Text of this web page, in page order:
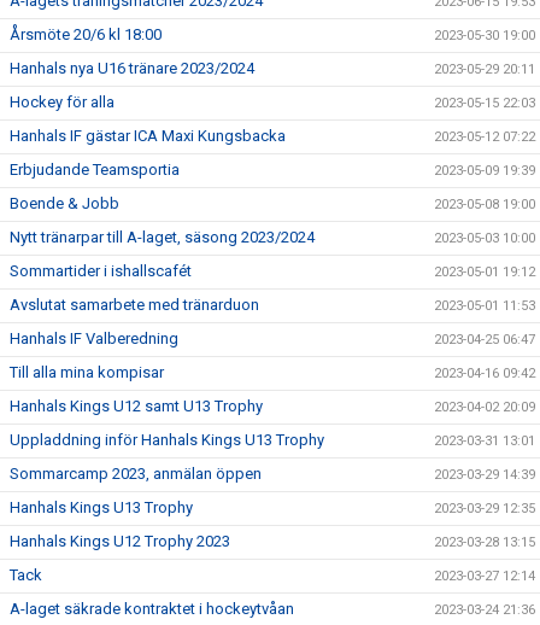
Årsmöte 20/6 kl 18:00 2023-05-30 19:00
Hanhals nya U16 tränare 2023/2024 2023-05-29 20:11
Hockey för alla 2023-05-15 22:03
Hanhals IF gästar ICA Maxi Kungsbacka 2023-05-12 07:22
Erbjudande Teamsportia 2023-05-09 19:39
Boende & Jobb 2023-05-08 19:00
Nytt tränarpar till A-laget, säsong 2023/2024 2023-05-03 10:00
Sommartider i ishallscafét 2023-05-01 19:12
Avslutat samarbete med tränarduon 2023-05-01 11:53
Hanhals IF Valberedning 2023-04-25 06:47
Till alla mina kompisar 2023-04-16 09:42
Hanhals Kings U12 samt U13 Trophy 2023-04-02 20:09
Uppladdning inför Hanhals Kings U13 Trophy 2023-03-31 13:01
Sommarcamp 2023, anmälan öppen 2023-03-29 14:39
Hanhals Kings U13 Trophy 2023-03-29 12:35
Hanhals Kings U12 Trophy 2023 2023-03-28 13:15
Tack 2023-03-27 12:14
A-laget säkrade kontraktet i hockeytvåan 2023-03-24 21:36